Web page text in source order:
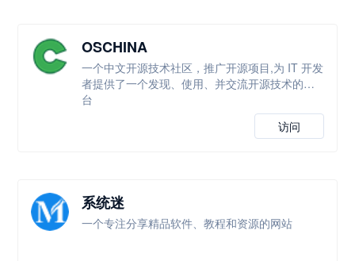
OSCHINA
一个中文开源技术社区，推广开源项目,为 IT 开发
者提供了一个发现、使用、并交流开源技术的平
台
访问
系统迷
一个专注分享精品软件、教程和资源的网站